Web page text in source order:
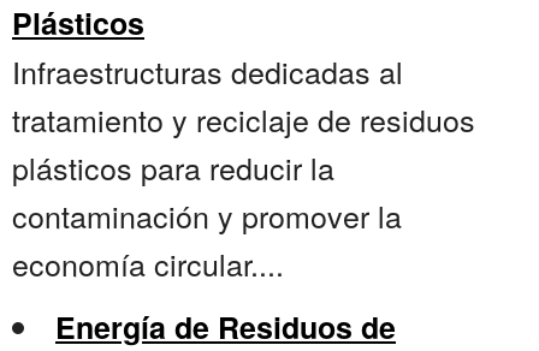
Plásticos
Infraestructuras dedicadas al
tratamiento y reciclaje de residuos
plásticos para reducir la
contaminación y promover la
economía circular....
Energía de Residuos de